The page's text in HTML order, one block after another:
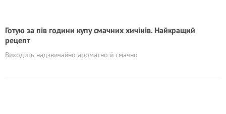
Готую за пів години купу смачних хичінів. Найкращий
рецепт
Виходить надзвичайно ароматно й смачно